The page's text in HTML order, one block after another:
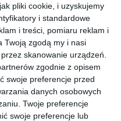
pliki cookie, i uzyskujemy
i standardowe
i treści, pomiaru reklam i
Twoją zgodą my i nasi
skanowanie urządzeń.
zgodnie z opisem
swoje preferencje przed
danych osobowych
Twoje preferencje
swoje preferencje lub